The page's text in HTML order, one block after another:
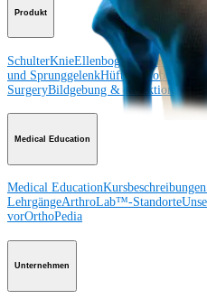
Produkt
SchulterKnieEllenbogen
und SprunggelenkHüfte Orthobiologie
SurgeryBildgebung & Resektion
Medical Education
Medical EducationKursbeschreibungen
LehrgängeArthroLab™-Standorte
vorOrthoPedia
Unternehmen